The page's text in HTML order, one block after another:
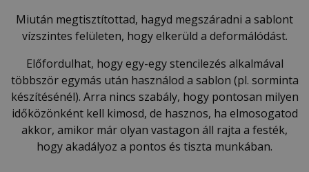
Miután megtisztítottad, hagyd megszáradni a sablont
vízszintes felületen, hogy elkerüld a deformálódást.
Előfordulhat, hogy egy-egy stencilezés alkalmával
többször egymás után használod a sablon (pl. sorminta
készítésénél). Arra nincs szabály, hogy pontosan milyen
időközönként kell kimosd, de hasznos, ha elmosogatod
akkor, amikor már olyan vastagon áll rajta a festék,
hogy akadályoz a pontos és tiszta munkában.